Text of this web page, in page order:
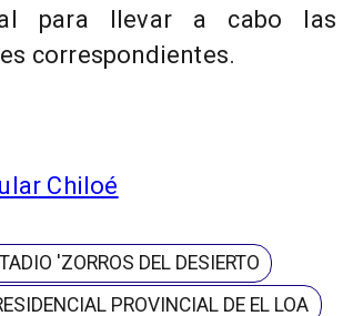
para llevar a cabo las
correspondientes.
Chiloé
'ZORROS DEL DESIERTO
PROVINCIAL DE EL LOA